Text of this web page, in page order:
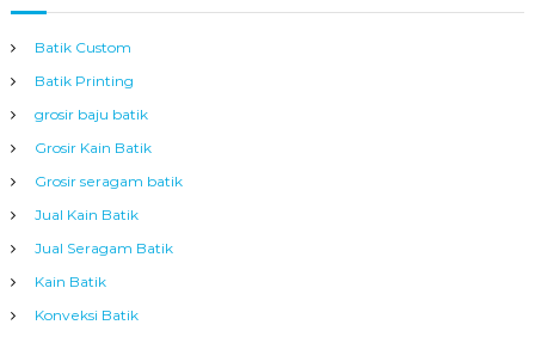
Batik Custom
Batik Printing
grosir baju batik
Grosir Kain Batik
Grosir seragam batik
Jual Kain Batik
Jual Seragam Batik
Kain Batik
Konveksi Batik